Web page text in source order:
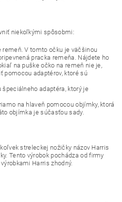
niekoľkými spôsobmi:
remeň. V tomto očku je väčšinou
pracka remeňa. Nájdete ho
na puške očko na remeň nie je,
pomocou adaptérov, ktoré sú
adaptéra, ktorý je
na hlaveň pomocou objímky, ktorá
objímka je súčasťou sady.
streleckej nožičky názov Harris
Tento výrobok pochádza od firmy
Harris zhodný.